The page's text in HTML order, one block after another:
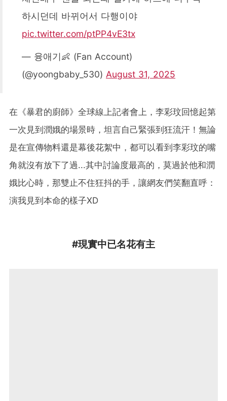
하시던데 바뀌어서 다행이야
pic.twitter.com/ptPP4vE3tx
— 융애기👶 (Fan Account)
(@yoongbaby_530) August 31, 2025
在《暴君的廚師》全球線上記者會上，李彩玟回憶起第
一次見到潤娥的場景時，坦言自己緊張到狂流汗！無論
是在宣傳物料還是幕後花絮中，都可以看到李彩玟的嘴
角就沒有放下了過...其中討論度最高的，莫過於他和潤
娥比心時，那雙止不住狂抖的手，讓網友們笑翻直呼：
演我見到本命的樣子XD
#現實中已名花有主